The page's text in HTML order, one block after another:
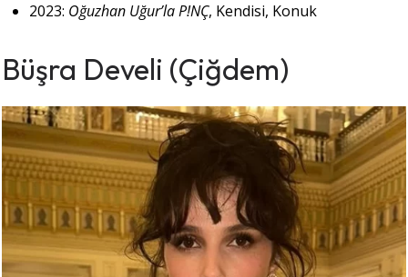
2023: Oğuzhan Uğur’la P!NÇ, Kendisi, Konuk
Büşra Develi (Çiğdem)